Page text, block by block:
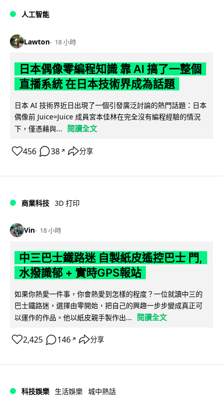
人工智能
Lawton 18 小時
日本偶像零編程知識 靠 AI 搞了一整個
直播系統 在日本技術界成為話題
日本 AI 技術界近日出現了一個引發廣泛討論的熱門話題：日本
偶像前 Juice=Juice 成員宮本佳林在完全沒有編程經驗的情況
下，僅憑藉與...
閱讀全文
456 38 ↗ 分享
商業科技 3D 打印
Vin 18 小時
中三巴士鐵路迷 自製紙皮遙控巴士 門,
水撥識郁 + 實時GPS報站
如果你熱愛一件事，你會熱愛到怎樣的程度？一位就讀中三的
巴士鐵路迷，選擇由零開始，把自己的興趣一步步變成真正可
以運作的作品。他以紙皮親手製作出...
閱讀全文
2,425 146 ↗ 分享
科技娛樂 生活娛樂 城中熱話